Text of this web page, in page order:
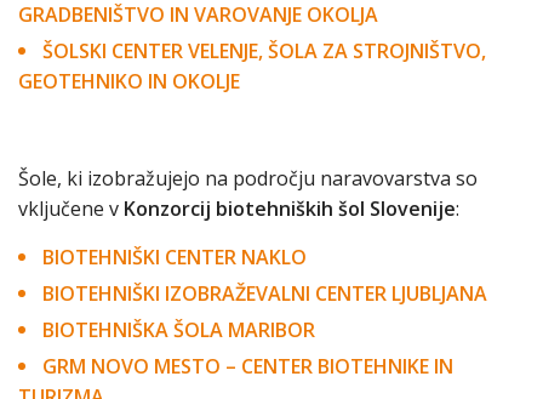
GRADBENIŠTVO IN VAROVANJE OKOLJA
ŠOLSKI CENTER VELENJE, ŠOLA ZA STROJNIŠTVO,
GEOTEHNIKO IN OKOLJE
Šole, ki izobražujejo na področju naravovarstva so
vključene v Konzorcij biotehniških šol Slovenije:
BIOTEHNIŠKI CENTER NAKLO
BIOTEHNIŠKI IZOBRAŽEVALNI CENTER LJUBLJANA
BIOTEHNIŠKA ŠOLA MARIBOR
GRM NOVO MESTO – CENTER BIOTEHNIKE IN